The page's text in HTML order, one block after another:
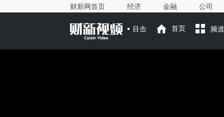
财新网首页 经济 金融 公司
目击 首页 频道